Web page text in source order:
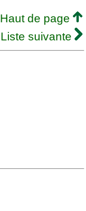
Haut de page
Liste suivante